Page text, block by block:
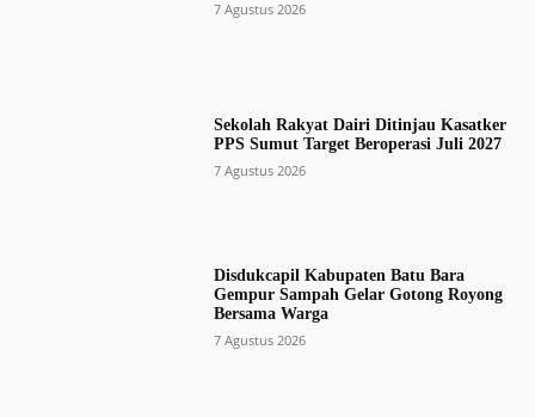
7 Agustus 2026
Sekolah Rakyat Dairi Ditinjau Kasatker
PPS Sumut Target Beroperasi Juli 2027
7 Agustus 2026
Disdukcapil Kabupaten Batu Bara
Gempur Sampah Gelar Gotong Royong
Bersama Warga
7 Agustus 2026